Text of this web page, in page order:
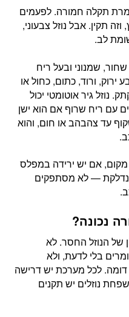
תקלה חמורה. לפעמים
תקין. אבל נוזל צבעוני,
לב.
שמנוני ובעל ריח
ירוק, ורוד, כתום, כחול או
נוזל גיר אוטומטי יכול
עם ריח שרוף אם הוא ישן
עד צהבהב או חום, והוא
אם יש ירידה במפלס
נדלקת — לא מסתפקים
נכונה?
של הנוזל החסר. לא
בלי לדעת, ולא
לכל מערכת יש דרישה
נוזלים יש תקנים